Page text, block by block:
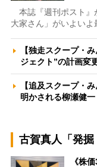
本誌『週刊ポスト』
大家さん」がいよい
【独走スクープ・
ジェクト”の計画変
【追及スクープ・
明かされる柳瀬健
古賀真人「発掘
《株